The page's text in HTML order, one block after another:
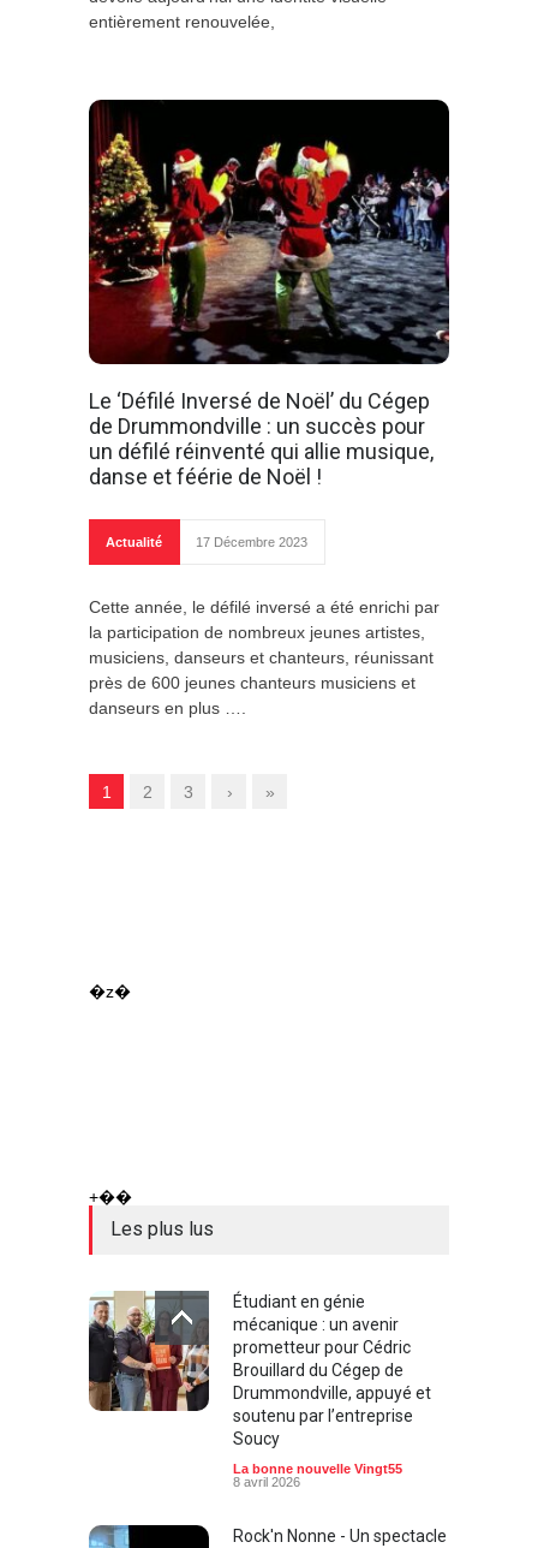
entièrement renouvelée,
Le ‘Défilé Inversé de Noël’ du Cégep
de Drummondville : un succès pour
un défilé réinventé qui allie musique,
danse et féérie de Noël !
Actualité 17 Décembre 2023
Cette année, le défilé inversé a été enrichi par
la participation de nombreux jeunes artistes,
musiciens, danseurs et chanteurs, réunissant
près de 600 jeunes chanteurs musiciens et
danseurs en plus ….
1 2 3 › »
�z�
+��
Les plus lus
Étudiant en génie
mécanique : un avenir
prometteur pour Cédric
Brouillard du Cégep de
Drummondville, appuyé et
soutenu par l’entreprise
Soucy
La bonne nouvelle Vingt55
8 avril 2026
Rock'n Nonne - Un spectacle